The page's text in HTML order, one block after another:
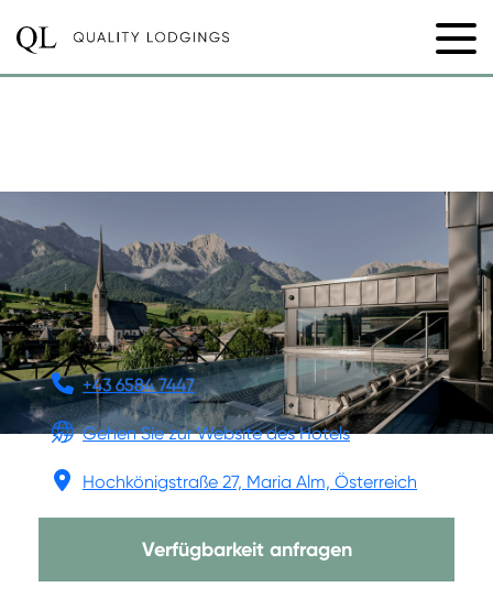
+43 6584 7447
Gehen Sie zur Website des Hotels
Hochkönigstraße 27, Maria Alm, Österreich
Verfügbarkeit anfragen